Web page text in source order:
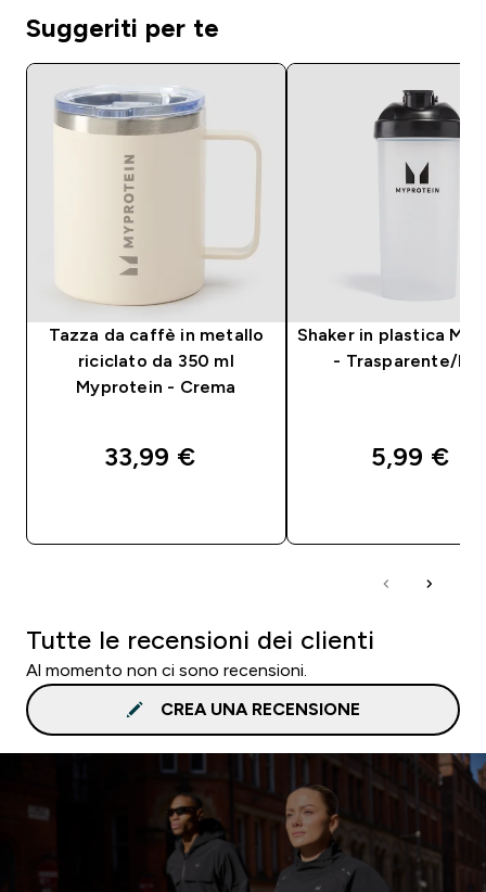
Suggeriti per te
Tazza da caffè in metallo
riciclato da 350 ml
Myprotein - Crema
33,99 €‎
Shaker in plastica
- Trasparente/
5,99 €‎
Tutte le recensioni dei clienti
Al momento non ci sono recensioni.
CREA UNA RECENSIONE